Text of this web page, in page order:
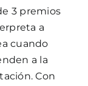
3 premios
a
cuando
a la
Con